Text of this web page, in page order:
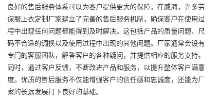
良好的售后服务体系可以为客户提供更大的保障。在威海，许多劳
保服上衣定制厂家建立了完善的售后服务机制，确保客户在使用过
程中出现任何问题都能得到及时解决。这包括产品的质量问题、尺
码不合适的调换以及使用过程中出现的其他问题。厂家通常会设有
专门的客服团队，解答客户的各种疑问，并提供相应的服务支持。
同时，通过客户反馈，不断改进产品和服务，以提升整体客户满意
度。优质的售后服务不仅能增强客户的信任感和忠诚度，还能为厂
家的长远发展打下良好的基础。